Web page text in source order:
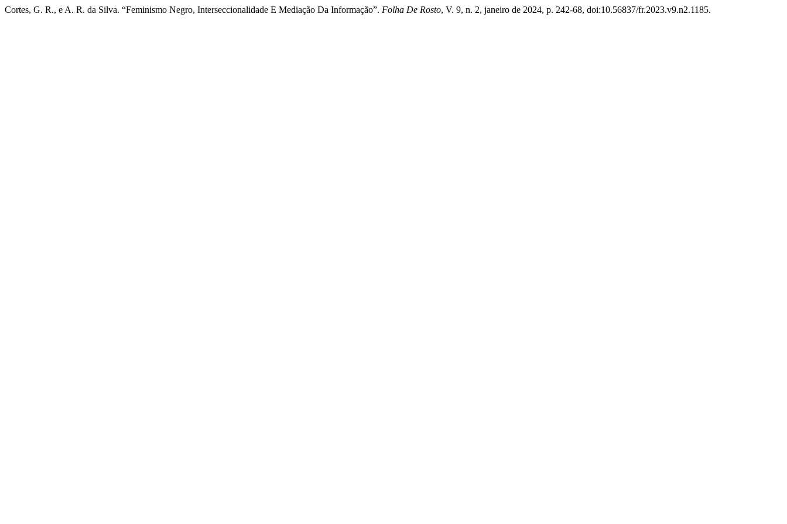
Cortes, G. R., e A. R. da Silva. “Feminismo Negro, Interseccionalidade E Mediação Da Informação”. Folha De Rosto, V. 9, n. 2, janeiro de 2024, p. 242-68, doi:10.56837/fr.2023.v9.n2.1185.